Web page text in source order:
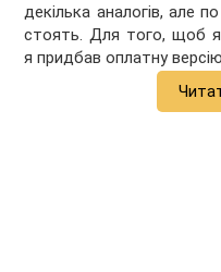
декілька аналогів, але
стоять. Для того, щоб
я придбав оплатну